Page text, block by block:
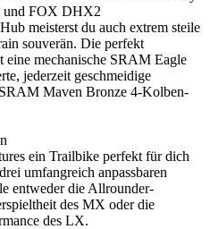
und FOX DHX2
meisterst du auch extrem steile
souverän. Die perfekt
eine mechanische SRAM Eagle
jederzeit geschmeidige
Maven Bronze 4-Kolben-
ein Trailbike perfekt für dich
umfangreich anpassbaren
entweder die Allrounder-
des MX oder die
des LX.